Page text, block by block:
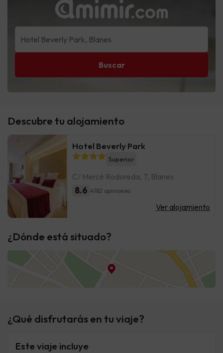
Descubre tu alojamiento
Hotel Beverly Park
Superior
C/ Mercè Rodoreda, 7, Blanes
8.6 4182 opiniones
Ver alojamiento
¿Dónde está situado?
¿Qué disfrutarás en tu viaje?
Este viaje incluye
Buscar